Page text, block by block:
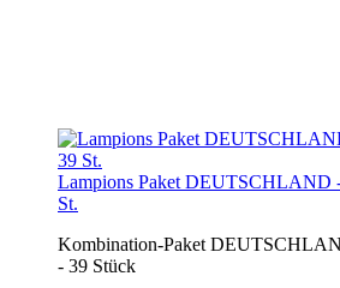
Lampions Paket DEUTSCHLAND
St.
Kombination-Paket
- 39 Stück